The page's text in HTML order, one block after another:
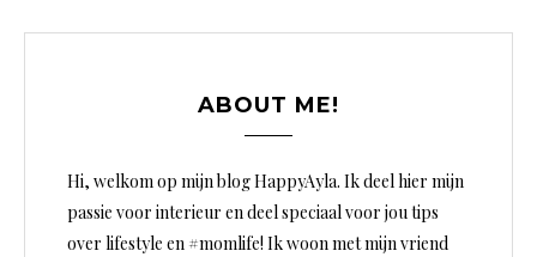
ABOUT ME!
Hi, welkom op mijn blog HappyAyla. Ik deel hier mijn
passie voor interieur en deel speciaal voor jou tips
over lifestyle en #momlife! Ik woon met mijn vriend